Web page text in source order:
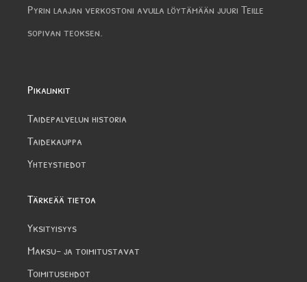
Pyrin laajan verkostoni avulla löytämään juuri Teille
sopivan teoksen.
Pikalinkit
Taidepalvelun historia
Taidekauppa
Yhteystiedot
Tärkeää tietoa
Yksityisyys
Maksu- ja toimitustavat
Toimitusehdot